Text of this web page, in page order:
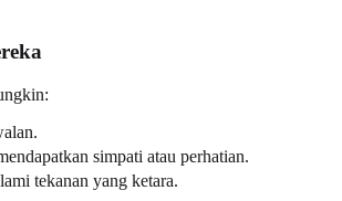
simpati atau perhatian.
tekanan yang ketara.